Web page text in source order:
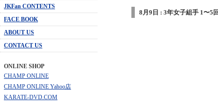
JKFan CONTENTS
FACE BOOK
ABOUT US
CONTACT US
ONLINE SHOP
CHAMP ONLINE
CHAMP ONLINE Yahoo店
KARATE-DVD.COM
8月9日 : 3年女子組手 1〜5